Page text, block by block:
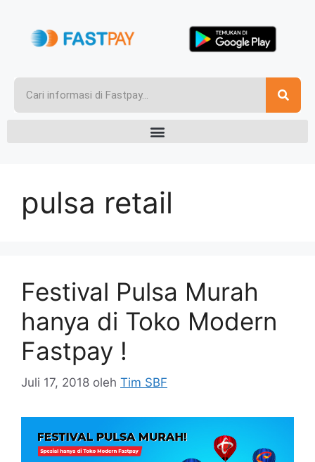
pulsa retail
Festival Pulsa Murah
hanya di Toko Modern
Fastpay !
Juli 17, 2018 oleh Tim SBF